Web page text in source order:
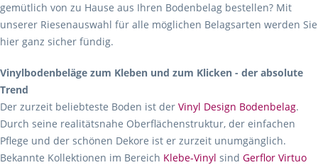
gemütlich von zu Hause aus Ihren Bodenbelag bestellen? Mit
unserer Riesenauswahl für alle möglichen Belagsarten werden Sie
hier ganz sicher fündig.
Vinylbodenbeläge zum Kleben und zum Klicken - der absolute
Trend
Der zurzeit beliebteste Boden ist der Vinyl Design Bodenbelag.
Durch seine realitätsnahe Oberflächenstruktur, der einfachen
Pflege und der schönen Dekore ist er zurzeit unumgänglich.
Bekannte Kollektionen im Bereich Klebe-Vinyl sind Gerflor Virtuo